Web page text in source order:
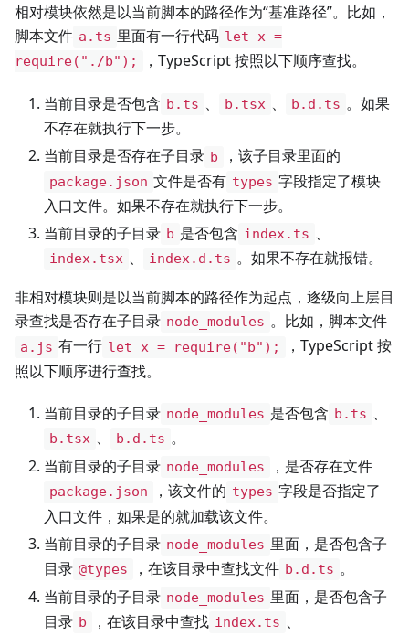
相对模块依然是以当前脚本的路径作为“基准路径”。比如，
脚本文件 a.ts 里面有一行代码 let x =
require("./b");
，TypeScript 按照以下顺序查找。
当前目录是否包含 b.ts 、 b.tsx 、 b.d.ts 。如果
不存在就执行下一步。
当前目录是否存在子目录 b ，该子目录里面的
package.json 文件是否有 types 字段指定了模块
入口文件。如果不存在就执行下一步。
当前目录的子目录 b 是否包含 index.ts 、
index.tsx 、 index.d.ts 。如果不存在就报错。
非相对模块则是以当前脚本的路径作为起点，逐级向上层目
录查找是否存在子目录 node_modules 。比如，脚本文件
a.js 有一行 let x = require("b");
，TypeScript 按
照以下顺序进行查找。
当前目录的子目录 node_modules 是否包含 b.ts 、
b.tsx 、 b.d.ts 。
当前目录的子目录 node_modules ，是否存在文件
package.json ，该文件的 types 字段是否指定了
入口文件，如果是的就加载该文件。
当前目录的子目录 node_modules 里面，是否包含子
目录 @types ，在该目录中查找文件 b.d.ts 。
当前目录的子目录 node_modules 里面，是否包含子
目录 b ，在该目录中查找 index.ts 、